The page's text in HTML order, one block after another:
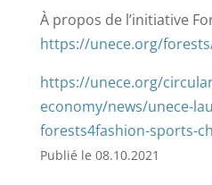
À propos de l’initiative
https://unece.org/
https://unece.org/
economy/news/unece-
forests4fashion-sports-
Publié le 08.10.2021